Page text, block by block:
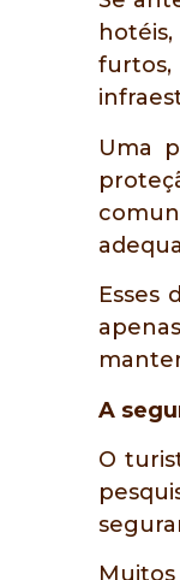
furtos,
Uma
Esses
A
O